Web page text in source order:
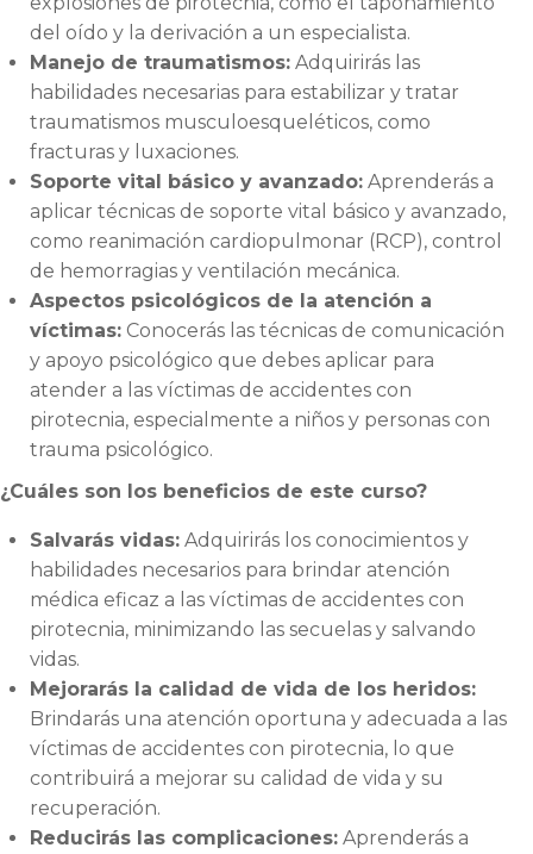
del oído y la derivación a un especialista.
Manejo de traumatismos: Adquirirás las
habilidades necesarias para estabilizar y tratar
traumatismos musculoesqueléticos, como
fracturas y luxaciones.
Soporte vital básico y avanzado: Aprenderás a
aplicar técnicas de soporte vital básico y avanzado,
como reanimación cardiopulmonar (RCP), control
de hemorragias y ventilación mecánica.
Aspectos psicológicos de la atención a
víctimas: Conocerás las técnicas de comunicación
y apoyo psicológico que debes aplicar para
atender a las víctimas de accidentes con
pirotecnia, especialmente a niños y personas con
trauma psicológico.
¿Cuáles son los beneficios de este curso?
Salvarás vidas: Adquirirás los conocimientos y
habilidades necesarios para brindar atención
médica eficaz a las víctimas de accidentes con
pirotecnia, minimizando las secuelas y salvando
vidas.
Mejorarás la calidad de vida de los heridos:
Brindarás una atención oportuna y adecuada a las
víctimas de accidentes con pirotecnia, lo que
contribuirá a mejorar su calidad de vida y su
recuperación.
Reducirás las complicaciones: Aprenderás a